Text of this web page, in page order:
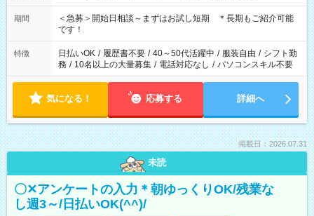
期間
＜急募＞開始日相談～まずはお試し短期 ＊長期もご紹介可能
です！
特徴 日払いOK / 履歴書不要 / 40～50代活躍中 / 服装自由 / シフト勤
務 / 10名以上の大量募集 / 電話対応なし / パソコンスキル不要
気になる！ 応募する 詳細へ
掲載日：2026.07.31
未読
〇✕アンケートの入力＊朝ゆっくりOK/残業な
し週3～/日払いOK(^^)/